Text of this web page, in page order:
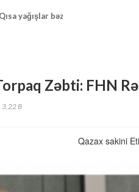
yağışlar bəzi rayonlarda davam
Zəbti: FHN
3,22 B
Qazax sakini